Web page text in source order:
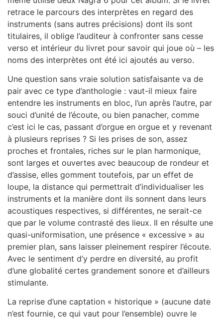
retrace le parcours des interprètes en regard des
instruments (sans autres précisions) dont ils sont
titulaires, il oblige l’auditeur à confronter sans cesse
verso et intérieur du livret pour savoir qui joue où – les
noms des interprètes ont été ici ajoutés au verso.
Une question sans vraie solution satisfaisante va de
pair avec ce type d’anthologie : vaut-il mieux faire
entendre les instruments en bloc, l’un après l’autre, par
souci d’unité de l’écoute, ou bien panacher, comme
c’est ici le cas, passant d’orgue en orgue et y revenant
à plusieurs reprises ? Si les prises de son, assez
proches et frontales, riches sur le plan harmonique,
sont larges et ouvertes avec beaucoup de rondeur et
d’assise, elles gomment toutefois, par un effet de
loupe, la distance qui permettrait d’individualiser les
instruments et la manière dont ils sonnent dans leurs
acoustiques respectives, si différentes, ne serait-ce
que par le volume contrasté des lieux. Il en résulte une
quasi-uniformisation, une présence « excessive » au
premier plan, sans laisser pleinement respirer l’écoute.
Avec le sentiment d’y perdre en diversité, au profit
d’une globalité certes grandement sonore et d’ailleurs
stimulante.
La reprise d’une captation « historique » (aucune date
n’est fournie, ce qui vaut pour l’ensemble) ouvre le